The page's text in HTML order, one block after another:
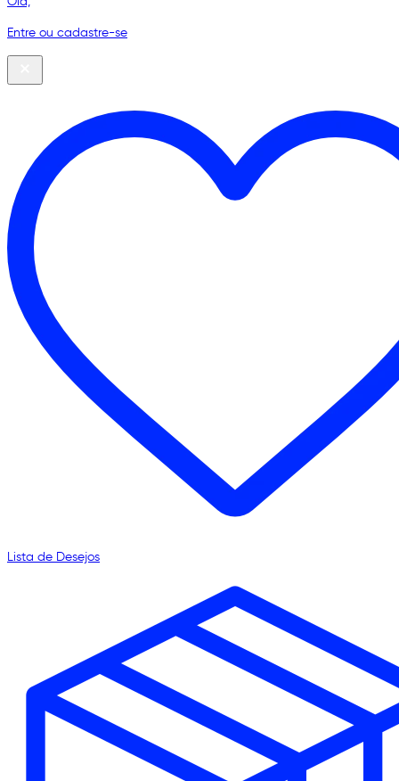
Entre ou cadastre-se
Lista de Desejos